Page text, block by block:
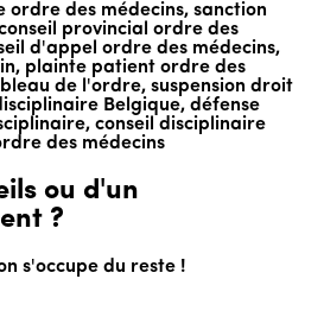
des médecins, sanction
provincial ordre des
d'appel ordre des médecins,
plainte patient ordre des
de l'ordre, suspension droit
Belgique, défense
conseil disciplinaire
des médecins
ou d'un
?
s'occupe du reste !